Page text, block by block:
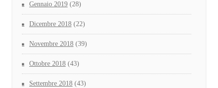
Gennaio 2019 (28)
Dicembre 2018 (22)
Novembre 2018 (39)
Ottobre 2018 (43)
Settembre 2018 (43)